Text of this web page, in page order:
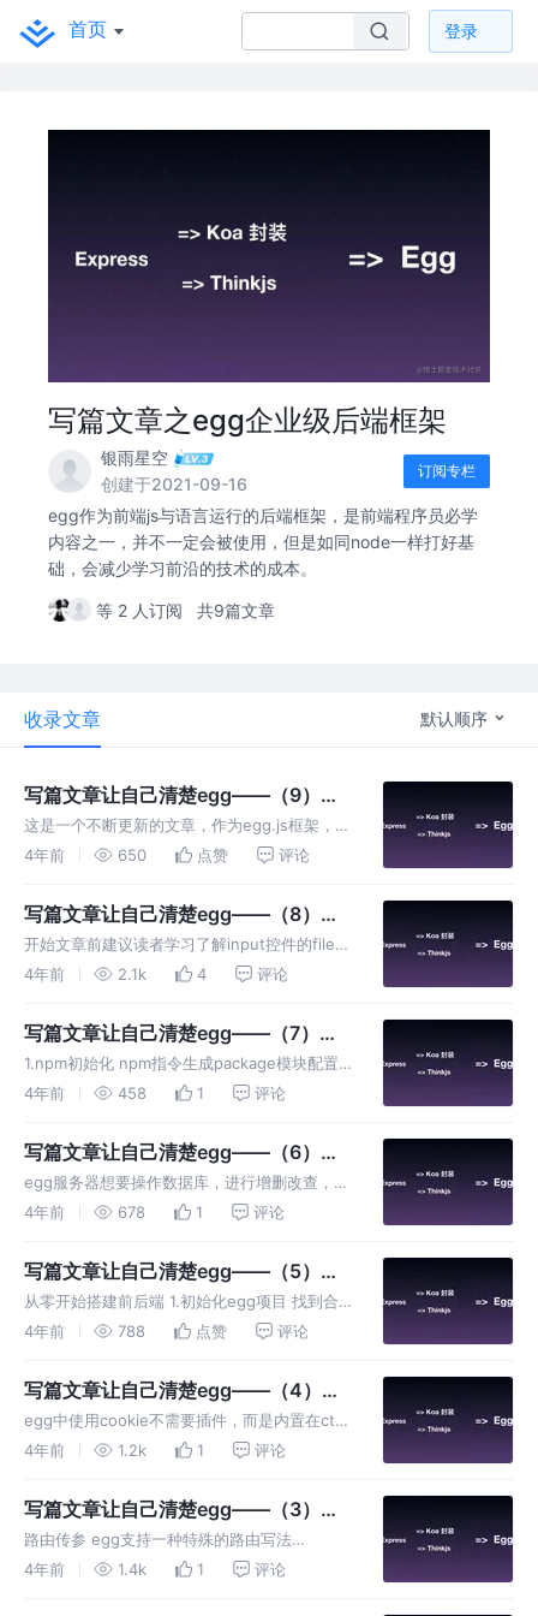
首页 登录
写篇文章之egg企业级后端框架
银雨星空
创建于2021-09-16
订阅专栏
egg作为前端js与语言运行的后端框架，是前端程序员必学
内容之一，并不一定会被使用，但是如同node一样打好基
础，会减少学习前沿的技术的成本。
等 2 人订阅 共9篇文章
收录文章 默认顺序
写篇文章让自己清楚egg——（9）
egg的报错与踩坑
这是一个不断更新的文章，作为egg.js框架，社
区生态其实并没有vue这样良好和茁壮，有时候
（数据库插件配置错误） 由数据插件配置信息
引起的报错，集中在配
4年前 650 点赞 评论
写篇文章让自己清楚egg——（8）文
件上传和图片处理
开始文章前建议读者学习了解input控件的file类
型和node.js中的fs模块。 客户端上传文件 通常
传，分为form表单组合使用和input控件
4年前 2.1k 4 评论
写篇文章让自己清楚egg——（7）手
动搭建egg项目
1.npm初始化 npm指令生成package模块配置
文件 init即初始化，-yes可以理解为一个参数，
择。 package.json文件： 其中sc
4年前 458 1 评论
写篇文章让自己清楚egg——（6）
egg服务器操作mysql
egg服务器想要操作数据库，进行增删改查，同
样需要插件实现。 下载插件egg-mysql 终端执
代码在config/plugin.js中(参考cors插件)
4年前 678 1 评论
写篇文章让自己清楚egg——（5）登
录持久化实现
从零开始搭建前后端 1.初始化egg项目 找到合
适本地路径，使用终端依次执行下面代码完成初
config.default.js文件（config文件夹中）配置
4年前 788 点赞 评论
写篇文章让自己清楚egg——（4）使
用cookie
egg中使用cookie不需要插件，而是内置在ctx
对象原型上，使用方法进行配置生成。 产生
controller 中便捷、安全的设置和读取 Co
4年前 1.2k 1 评论
写篇文章让自己清楚egg——（3）请
求参数
路由传参 egg支持一种特殊的路由写法
router.js 通过/:id/:msg格式egg服务器可以拿
4年前 1.4k 1 评论